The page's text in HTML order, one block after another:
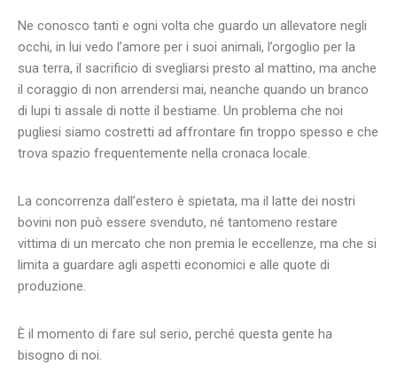
Ne conosco tanti e ogni volta che guardo un allevatore negli
occhi, in lui vedo l’amore per i suoi animali, l’orgoglio per la
sua terra, il sacrificio di svegliarsi presto al mattino, ma anche
il coraggio di non arrendersi mai, neanche quando un branco
di lupi ti assale di notte il bestiame. Un problema che noi
pugliesi siamo costretti ad affrontare fin troppo spesso e che
trova spazio frequentemente nella cronaca locale.
La concorrenza dall’estero è spietata, ma il latte dei nostri
bovini non può essere svenduto, né tantomeno restare
vittima di un mercato che non premia le eccellenze, ma che si
limita a guardare agli aspetti economici e alle quote di
produzione.
È il momento di fare sul serio, perché questa gente ha
bisogno di noi.